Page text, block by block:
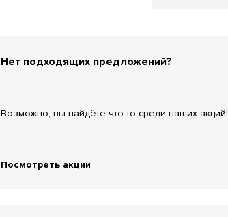
Нет подходящих предложений?
Возможно, вы найдёте что-то среди наших акций!
Посмотреть акции